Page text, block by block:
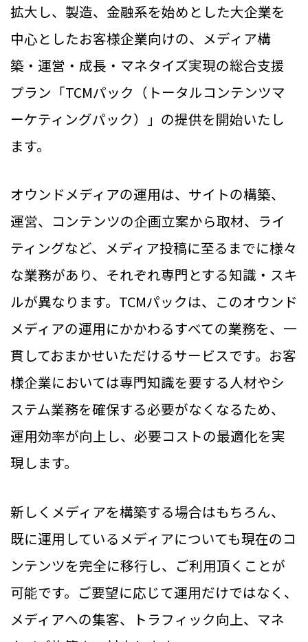
拡大し、製造、金融系を始めとした大企業を
中心としたお客様企業向けの、メディア構
築・運営・成長・マネタイズ実現の総合支援
プラン「TCMパック（トータルコンテンツマ
ーケティングパック）」の提供を開始いたし
ます。
オウンドメディアの運用は、サイトの構築、
運営、コンテンツの企画立案から取材、ライ
ティングなど、メディア投稿に至るまでに様々
な業務があり、それぞれ専門とする知識・スキ
ルが異なります。TCMパックは、このオウンド
メディアの運用にかかわるすべての業務を、一
貫しておまかせいただけるサービスです。お客
様企業においては専門知識を要する人材やシ
ステム業務を確保する必要がなくなるため、
運用効率が向上し、必要コストの最適化を実
現します。
新しくメディアを構築する場合はもちろん、
既に運用しているメディアについても現在のコ
ンテンツを完全に移行し、ご利用頂くことが
可能です。ご要望に応じて運用だけではなく、
メディアへの集客、トラフィック向上、マネ